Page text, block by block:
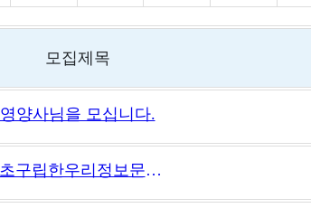
모집제목
영양사님을 모십니다.
서초구립한우리정보문화센터(장애인복지관)_취사원